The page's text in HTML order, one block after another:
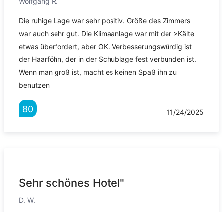
Die ruhige Lage war sehr positiv. Größe des Zimmers
war auch sehr gut. Die Klimaanlage war mit der >Kälte
etwas überfordert, aber OK. Verbesserungswürdig ist
der Haarföhn, der in der Schublage fest verbunden ist.
Wenn man groß ist, macht es keinen Spaß ihn zu
benutzen
80 11/24/2025
Sehr schönes Hotel"
D. W.